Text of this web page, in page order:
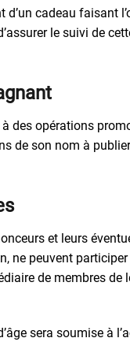
d’un cadeau faisant
le suivi de
des opérations
de son nom à
et leurs
ne peuvent
de membres
sera soumise à